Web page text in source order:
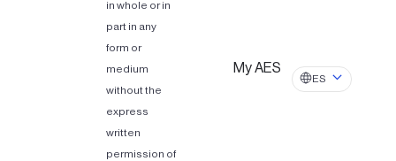
in whole or in
part in any
form or
medium
without the
express
written
permission of
My AES
ES